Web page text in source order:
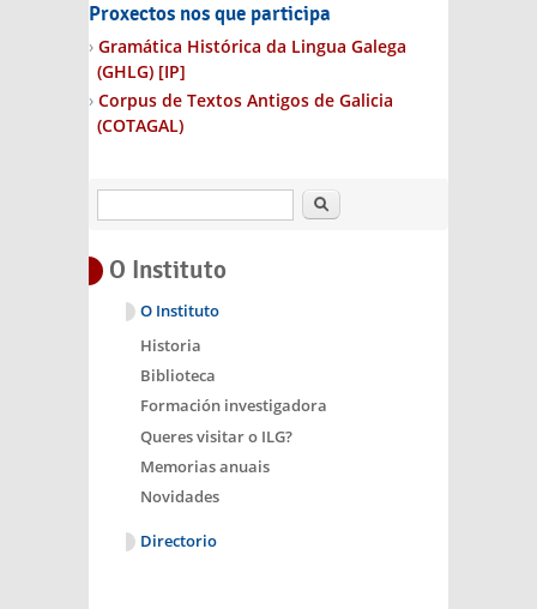
Proxectos nos que participa
Gramática Histórica da Lingua Galega
(GHLG) [IP]
Corpus de Textos Antigos de Galicia
(COTAGAL)
Buscar
O Instituto
O Instituto
Historia
Biblioteca
Formación investigadora
Queres visitar o ILG?
Memorias anuais
Novidades
Directorio